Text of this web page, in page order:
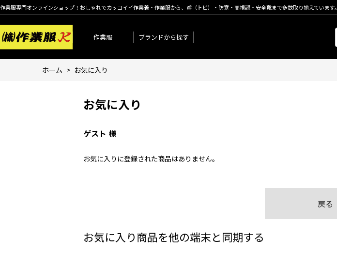
作業服専門オンラインショップ！おしゃれでカッコイイ作業着・作業服から、鳶（トビ）・防寒・高視認・安全靴まで多数取り揃えています。
作業服 ブランドから探す
ホーム > お気に入り
お気に入り
ゲスト 様
お気に入りに登録された商品はありません。
戻る
お気に入り商品を他の端末と同期する